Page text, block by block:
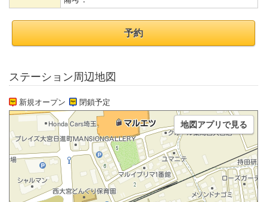
予約
ステーション周辺地図
新規オープン 閉鎖予定
地図アプリで見る